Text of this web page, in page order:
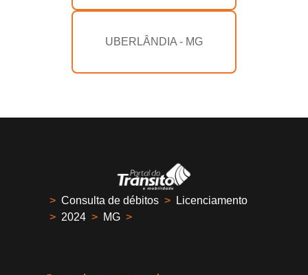
UBERLÂNDIA - MG
> Consulta de débitos >
Licenciamento
> 2024 > MG >